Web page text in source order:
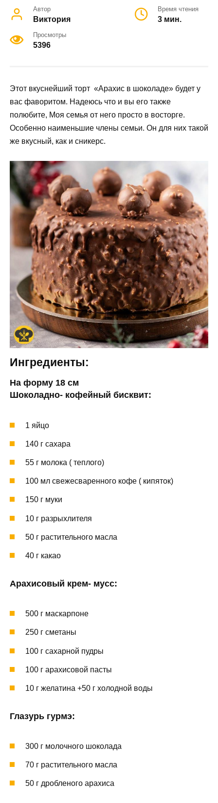
Автор
Виктория
Время чтения
3 мин.
Просмотры
5396
Этот вкуснейший торт «Арахис в шоколаде» будет у
вас фаворитом. Надеюсь что и вы его также
полюбите, Моя семья от него просто в восторге.
Особенно наименьшие члены семьи. Он для них такой
же вкусный, как и сникерс.
Ингредиенты:
На форму 18 см
Шоколадно- кофейный бисквит:
1 яйцо
140 г сахара
55 г молока ( теплого)
100 мл свежесваренного кофе ( кипяток)
150 г муки
10 г разрыхлителя
50 г растительного масла
40 г какао
Арахисовый крем- мусс:
500 г маскарпоне
250 г сметаны
100 г сахарной пудры
100 г арахисовой пасты
10 г желатина +50 г холодной воды
Глазурь гурмэ:
300 г молочного шоколада
70 г растительного масла
50 г дробленого арахиса